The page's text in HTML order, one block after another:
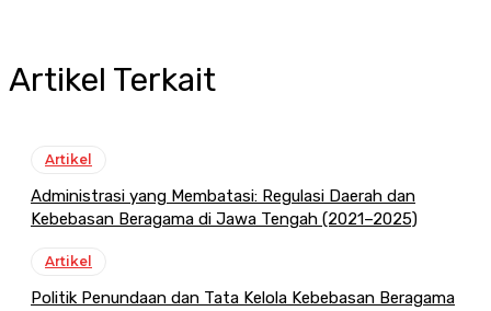
Artikel Terkait
Artikel
Administrasi yang Membatasi: Regulasi Daerah dan
Kebebasan Beragama di Jawa Tengah (2021–2025)
Artikel
Politik Penundaan dan Tata Kelola Kebebasan Beragama